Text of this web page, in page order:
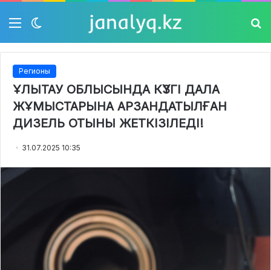
Мәзір
skin
Регионы
ҰЛЫТАУ ОБЛЫСЫНДА КҮЗГІ ДАЛА
ЖҰМЫСТАРЫНА АРЗАНДАТЫЛҒАН
ДИЗЕЛЬ ОТЫНЫ ЖЕТКІЗІЛЕДІ!
31.07.2025 10:35